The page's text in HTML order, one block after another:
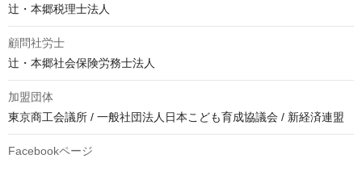
辻・本郷税理士法人
顧問社労士
辻・本郷社会保険労務士法人
加盟団体
東京商工会議所 / 一般社団法人日本こども育成協議会 / 新経済連盟
Facebookページ